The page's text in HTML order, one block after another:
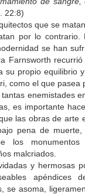
22:8)
que se
por lo
se han
Farnsworth
su propio equilibrio
como el que pasea
enemistades
es importante
las obras de arte
pena de
los
malcriados.
y hermosas
apéndices
se asoma,